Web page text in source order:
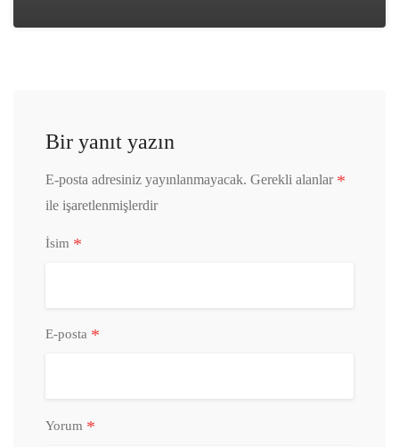
Bir yanıt yazın
E-posta adresiniz yayınlanmayacak. Gerekli alanlar *
ile işaretlenmişlerdir
İsim *
E-posta *
Yorum *